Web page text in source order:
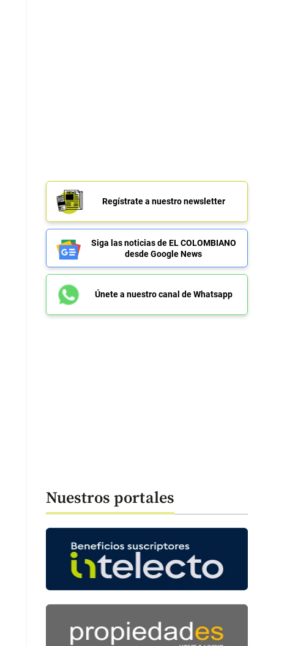
Regístrate a nuestro newsletter
Siga las noticias de EL COLOMBIANO
desde Google News
Únete a nuestro canal de Whatsapp
Nuestros portales